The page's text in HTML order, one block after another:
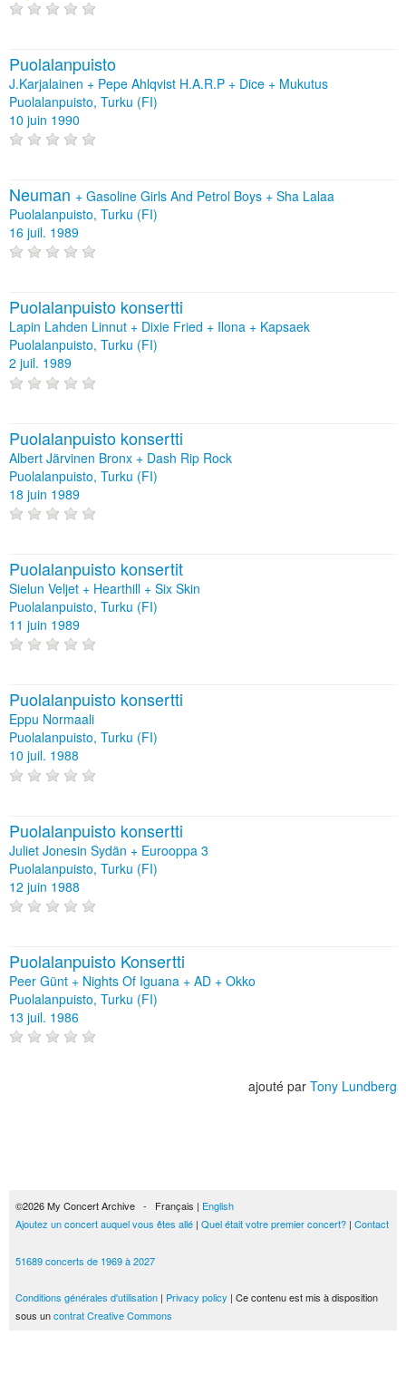
Puolalanpuisto
J.Karjalainen + Pepe Ahlqvist H.A.R.P + Dice + Mukutus
Puolalanpuisto, Turku (FI)
10 juin 1990
Neuman + Gasoline Girls And Petrol Boys + Sha Lalaa
Puolalanpuisto, Turku (FI)
16 juil. 1989
Puolalanpuisto konsertti
Lapin Lahden Linnut + Dixie Fried + Ilona + Kapsaek
Puolalanpuisto, Turku (FI)
2 juil. 1989
Puolalanpuisto konsertti
Albert Järvinen Bronx + Dash Rip Rock
Puolalanpuisto, Turku (FI)
18 juin 1989
Puolalanpuisto konsertit
Sielun Veljet + Hearthill + Six Skin
Puolalanpuisto, Turku (FI)
11 juin 1989
Puolalanpuisto konsertti
Eppu Normaali
Puolalanpuisto, Turku (FI)
10 juil. 1988
Puolalanpuisto konsertti
Juliet Jonesin Sydän + Eurooppa 3
Puolalanpuisto, Turku (FI)
12 juin 1988
Puolalanpuisto Konsertti
Peer Günt + Nights Of Iguana + AD + Okko
Puolalanpuisto, Turku (FI)
13 juil. 1986
ajouté par Tony Lundberg
©2026 My Concert Archive - Français | English
Ajoutez un concert auquel vous êtes allé | Quel était votre premier concert? | Contact
51689 concerts de 1969 à 2027
Conditions générales d'utilisation | Privacy policy | Ce contenu est mis à disposition
sous uncontrat Creative Commons